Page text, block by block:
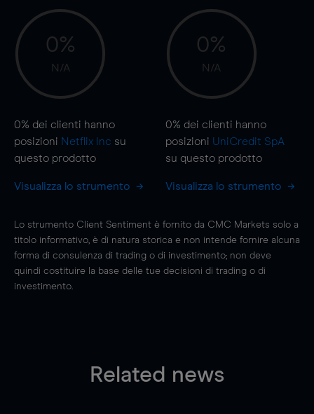
0%
N/A
0% dei clienti hanno
posizioni Netflix Inc su
questo prodotto
Visualizza lo strumento
0%
N/A
0% dei clienti hanno
posizioni UniCredit SpA
su questo prodotto
Visualizza lo strumento
Lo strumento Client Sentiment è fornito da CMC Markets solo a
titolo informativo, è di natura storica e non intende fornire alcuna
forma di consulenza di trading o di investimento; non deve
quindi costituire la base delle tue decisioni di trading o di
investimento.
Related news